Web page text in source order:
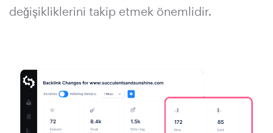
değişikliklerini takip etmek önemlidir.